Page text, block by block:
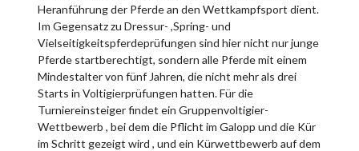
Heranführung der Pferde an den Wettkampfsport dient.
Im Gegensatz zu Dressur- ,Spring- und
Vielseitigkeitspferdeprüfungen sind hier nicht nur junge
Pferde startberechtigt, sondern alle Pferde mit einem
Mindestalter von fünf Jahren, die nicht mehr als drei
Starts in Voltigierprüfungen hatten. Für die
Turniereinsteiger findet ein Gruppenvoltigier-
Wettbewerb , bei dem die Pflicht im Galopp und die Kür
im Schritt gezeigt wird , und ein Kürwettbewerb auf dem